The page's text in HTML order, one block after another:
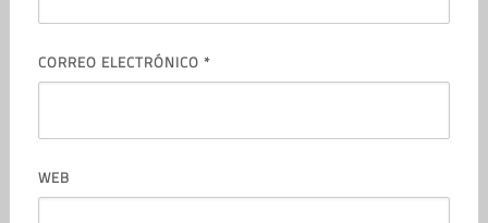
CORREO ELECTRÓNICO *
WEB